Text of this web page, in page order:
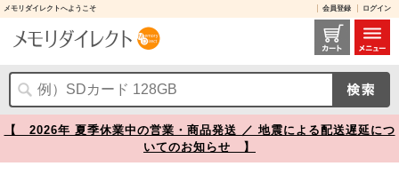
メモリダイレクトへようこそ 会員登録 ログイン
レビュー / 【】
【 2026年 夏季休業中の営業・商品発送 ／ 地震による配送遅延につ
いてのお知らせ 】